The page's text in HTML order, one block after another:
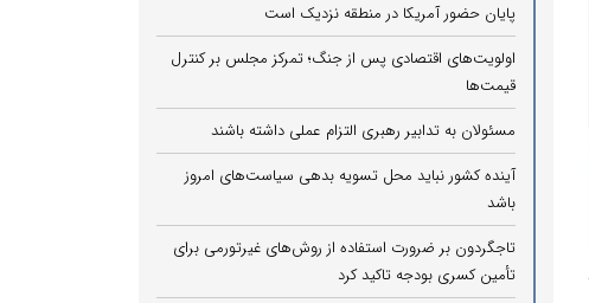
پایان حضور آمریکا در منطقه نزدیک است
اولویت‌های اقتصادی پس از جنگ؛ تمرکز مجلس بر کنترل
قیمت‌ها
مسئولان به تدابیر رهبری التزام عملی داشته باشند
آینده کشور نباید محل تسویه بدهی سیاست‌های امروز
باشد
تاجگردون بر ضرورت استفاده از روش‌های غیرتورمی برای
تأمین کسری بودجه تاکید کرد